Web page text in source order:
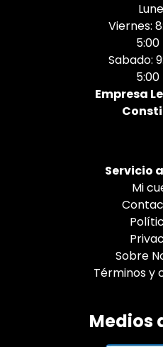
Viernes:
Sabado:
Empresa
Servicio
Mi
Sobre
Términos y
Medios